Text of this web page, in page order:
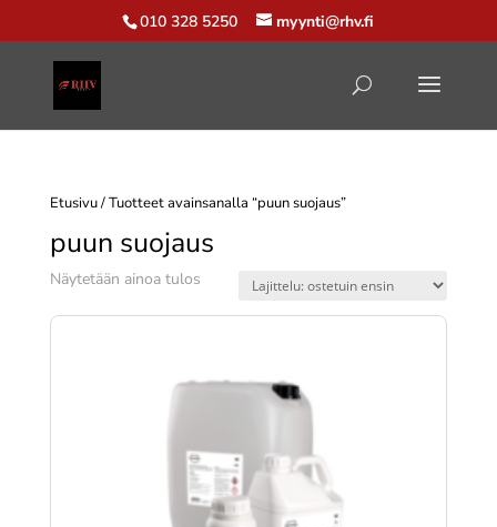
010 328 5250 myynti@rhv.fi
Etusivu/ Tuotteet avainsanalla “puun suojaus”
puun suojaus
Näytetään ainoa tulos